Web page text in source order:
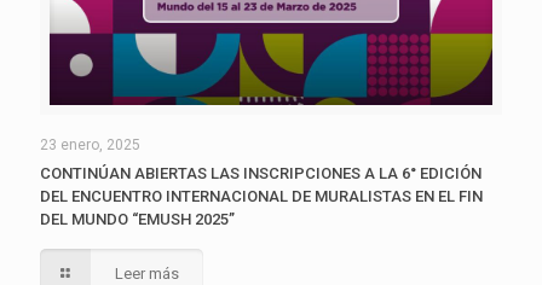
23 enero, 2025
CONTINÚAN ABIERTAS LAS INSCRIPCIONES A LA 6° EDICIÓN
DEL ENCUENTRO INTERNACIONAL DE MURALISTAS EN EL FIN
DEL MUNDO “EMUSH 2025”
Leer más